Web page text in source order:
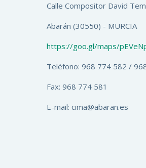
Calle Compositor David
Abarán (30550) - MURCIA
https://goo.gl/maps/
Teléfono: 968 774 582 /
Fax: 968 774 581
E-mail: cima@abaran.es